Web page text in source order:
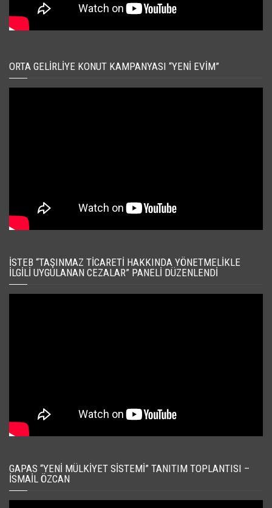
ORTA GELIRLIYE KONUT KAMPANYASI “YENI EVIM”
İSTEB “TAŞINMAZ TICARETI HAKKINDA YÖNETMELIKLE
İLGILI UYGULANAN CEZALAR” PANELI DÜZENLENDI
GAPAS “YENI MÜLKIYET SISTEMI” TANITIM TOPLANTISI –
İSMAIL ÖZCAN